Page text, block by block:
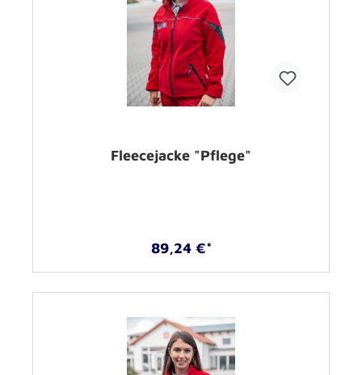
Fleecejacke "Pflege"
89,24 €*